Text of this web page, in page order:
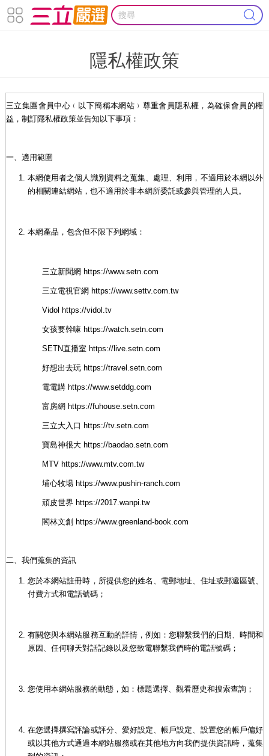
隱私權政策
三立集團會員中心﹙以下簡稱本網站﹚尊重會員隱私權，為確保會員的權
益，制訂隱私權政策並告知以下事項：
一、適用範圍
本網使用者之個人識別資料之蒐集、處理、利用，不適用於本網以外
的相關連結網站，也不適用於非本網所委託或參與管理的人員。
本網產品，包含但不限下列網域：
三立新聞網 https://www.setn.com
三立電視官網 https://www.settv.com.tw
Vidol https://vidol.tv
女孩要幹嘛 https://watch.setn.com
SETN直播室 https://live.setn.com
好想出去玩 https://travel.setn.com
電電購 https://www.setddg.com
富房網 https://fuhouse.setn.com
三立大入口 https://tv.setn.com
寶島神很大 https://baodao.setn.com
MTV https://www.mtv.com.tw
埔心牧場 https://www.pushin-ranch.com
頑皮世界 https://2017.wanpi.tw
閣林文創 https://www.greenland-book.com
二、我們蒐集的資訊
您於本網站註冊時，所提供您的姓名、電郵地址、住址或郵遞區號、
付費方式和電話號碼；
有關您與本網站服務互動的詳情，例如：您聯繫我們的日期、時間和
原因、任何聊天對話記錄以及您致電聯繫我們時的電話號碼；
您使用本網站服務的動態，如：標題選擇、觀看歷史和搜索查詢；
在您選擇撰寫評論或評分、愛好設定、帳戶設定、設置您的帳戶偏好
或以其他方式通過本網站服務或在其他地方向我們提供資訊時，蒐集